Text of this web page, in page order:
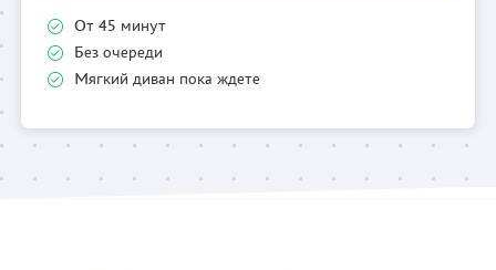
От 45 минут
Без очереди
Мягкий диван пока ждете